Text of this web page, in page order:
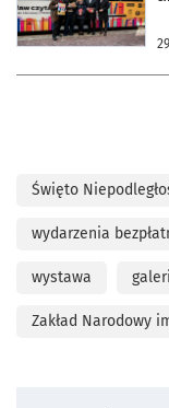
Święto
wydarzenia
wystawa
Zakład Narodowy